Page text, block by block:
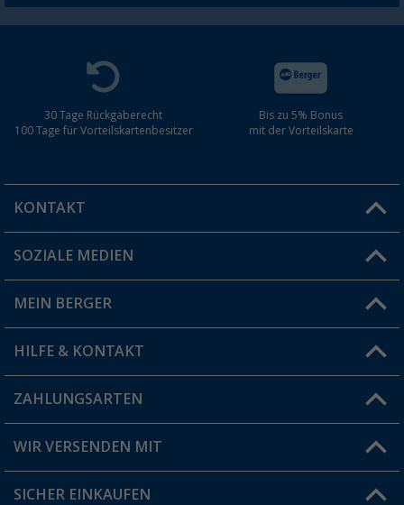
30 Tage Rückgaberecht
100 Tage für Vorteilskartenbesitzer
Bis zu 5% Bonus
mit der Vorteilskarte
KONTAKT
Du hast eine Frage?
Filiale finden
SOZIALE MEDIEN
MEIN BERGER
Vorteilskarte
Blog
Jobs & Karriere
HILFE & KONTAKT
FAQ & Kontakt
Versandinformationen
ZAHLUNGSARTEN
WIR VERSENDEN MIT
SICHER EINKAUFEN